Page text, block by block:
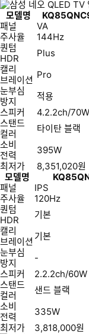
모델명
패널
VA
주사율
144Hz
퀀텀
HDR
Plus
캘리
브레이션 Pro
눈부심
방지
적용
스피커
4.2.2ch/70W
스탠드
컬러
타이탄 블랙
소비
전력
395W
최저가
8,351,020원
모델명
패널
IPS
주사율
120Hz
퀀텀
HDR
기본
캘리
브레이션 기본
눈부심
방지
-
스피커
2.2.2ch/60W
스탠드
컬러
샌드 블랙
소비
전력
335W
최저가
3,818,000원